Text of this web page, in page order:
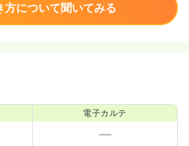
方について聞いてみる
電子カルテ